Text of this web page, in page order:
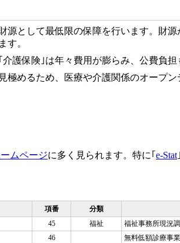
として最低限の保障を行います。財
す。
護保険｣は年々費用が膨らみ、公費負担
めるため、医療や介護関係のオープ
ムページに多く見られます。特に｢ e-Stat
項番 分類
45 福祉
福祉事務所現況
46
無料低額診療事